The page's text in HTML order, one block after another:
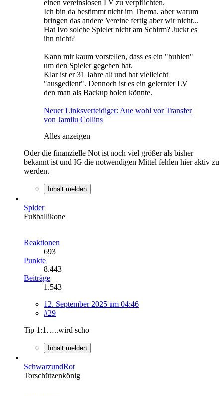
einen vereinslosen LV zu verpflichten.
Ich bin da bestimmt nicht im Thema, aber warum
bringen das andere Vereine fertig aber wir nicht...
Hat Ivo solche Spieler nicht am Schirm? Juckt es
ihn nicht?
Kann mir kaum vorstellen, dass es ein "buhlen"
um den Spieler gegeben hat.
Klar ist er 31 Jahre alt und hat vielleicht
"ausgedient". Dennoch ist es ein gelernter LV
den man als Backup holen könnte.
Neuer Linksverteidiger: Aue wohl vor Transfer
von Jamilu Collins
Alles anzeigen
Oder die finanzielle Not ist noch viel größer als bisher
bekannt ist und IG die notwendigen Mittel fehlen hier aktiv zu
werden.
Inhalt melden
Spider
Fußballikone
Reaktionen
693
Punkte
8.443
Beiträge
1.543
12. September 2025 um 04:46
#29
Tip 1:1…..wird scho
Inhalt melden
SchwarzundRot
Torschützenkönig